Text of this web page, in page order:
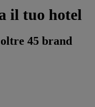
il tuo hotel
45 brand